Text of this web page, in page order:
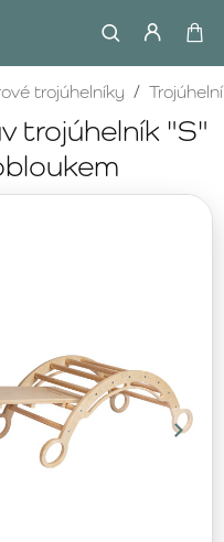
trojúhelník "S"
trojúhelníky